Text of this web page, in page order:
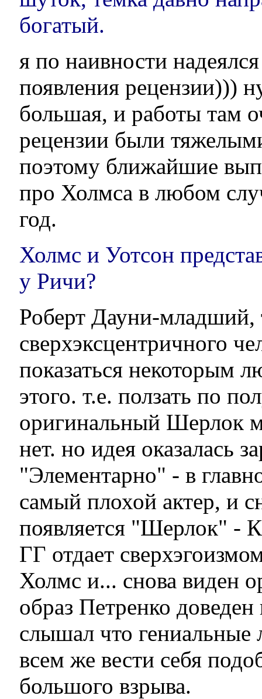
богатый.
я по наивности
появления рецензии)))
большая, и работы там
рецензии были
поэтому ближайшие
про Холмса в любом
год.
Холмс и Уотсон
у Ричи?
Роберт Дауни-младший,
сверхэксцентричного
показаться некоторым
этого. т.е. ползать по
оригинальный Шерлок
нет. но идея оказалась
"Элементарно" - в
самый плохой актер, и
появляется "Шерлок" -
ГГ отдает
Холмс и... снова виден
образ Петренко
слышал что
всем же вести себя
большого взрыва.